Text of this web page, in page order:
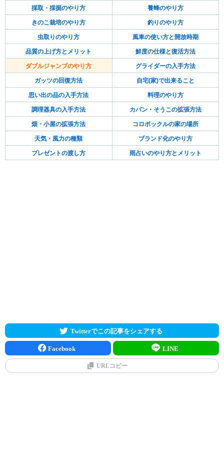
採取・採掘のやり方 養蜂のやり方
きのこ栽培のやり方 釣りのやり方
虫取りのやり方 風車の使い方と開放時期
品質の上げ方とメリット 鮮度の仕様と復活方法
ダブルジャンプのやり方 グライダーの入手方法
ガッツの回復方法 自宅(家)で出来ること
思い出の品の入手方法 料理のやり方
調理器具の入手方法 カバン・そうこの拡張方法
畑・小屋の拡張方法 コロボックルの家の場所
天気・風力の種類 ブランド化のやり方
プレゼントの渡し方 雨占いのやり方とメリット
Twitterでこの記事をシェアする
Facebook LINE
URLコピー